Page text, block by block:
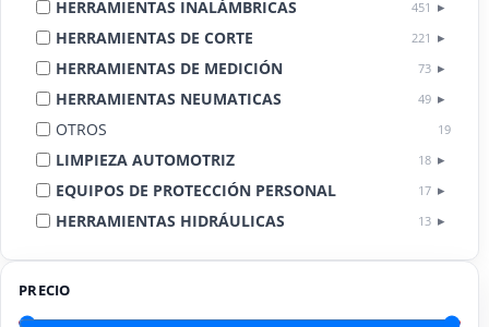
HERRAMIENTAS INALÁMBRICAS 451
HERRAMIENTAS DE CORTE 221
HERRAMIENTAS DE MEDICIÓN 73
HERRAMIENTAS NEUMATICAS 49
OTROS 19
LIMPIEZA AUTOMOTRIZ 18
EQUIPOS DE PROTECCIÓN PERSONAL 17
HERRAMIENTAS HIDRÁULICAS 13
PRECIO